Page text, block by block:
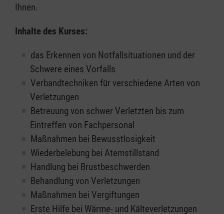
Ihnen.
Inhalte des Kurses:
das Erkennen von Notfallsituationen und der
Schwere eines Vorfalls
Verbandtechniken für verschiedene Arten von
Verletzungen
Betreuung von schwer Verletzten bis zum
Eintreffen von Fachpersonal
Maßnahmen bei Bewusstlosigkeit
Wiederbelebung bei Atemstillstand
Handlung bei Brustbeschwerden
Behandlung von Verletzungen
Maßnahmen bei Vergiftungen
Erste Hilfe bei Wärme- und Kälteverletzungen